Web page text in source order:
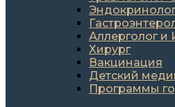
Аллерголог и
Хирург
Вакцинация
Детский
Программы